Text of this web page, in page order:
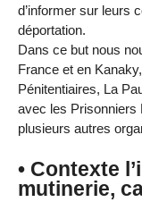
d’informer sur leurs
déportation.
Dans ce but nous
France et en
Pénitentiaires, La
avec les Prisonniers
plusieurs autres
• Contexte
mutinerie,